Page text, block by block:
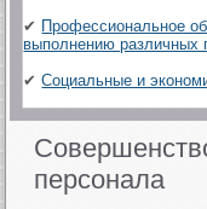
✔ Профессиональное
выполнению различных
✔Социальные и
персонала